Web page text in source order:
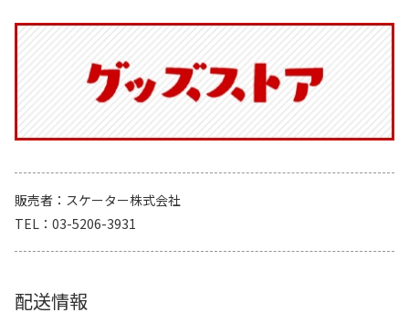
販売者
スケーター株式会社
TEL
03-5206-3931
配送情報